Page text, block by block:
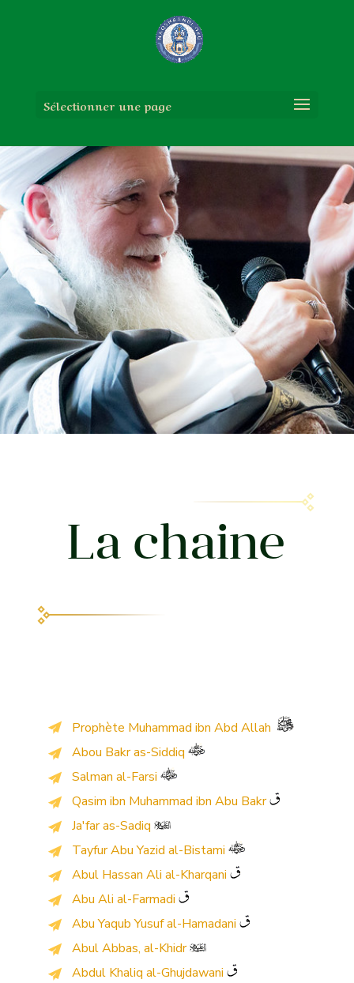
Sélectionner une page
La chaine
Prophète Muhammad ibn Abd Allah
Abou Bakr as-Siddiq
Salman al-Farsi
Qasim ibn Muhammad ibn Abu Bakr
Ja'far as-Sadiq
Tayfur Abu Yazid al-Bistami
Abul Hassan Ali al-Kharqani
Abu Ali al-Farmadi
Abu Yaqub Yusuf al-Hamadani
Abul Abbas, al-Khidr
Abdul Khaliq al-Ghujdawani